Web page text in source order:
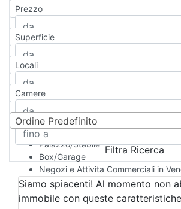
Qualsiasi
Appartamento
Casa indipendente
Casa Semi-indipendente
Attico/Mansarda
Rustico/Casale
Camera d'Albergo
Multiproprietà
Palazzo/Stabile
Box/Garage
Negozi e Attivita Commerciali in
Qualsiasi
Attività/Licenza Commerciale
Azienda Agricola
Prezzo
Superficie
Locali
Camere
Ordine Predefinito
Filtra Ricerca
Siamo spiacenti! Al momento non
immobile con queste